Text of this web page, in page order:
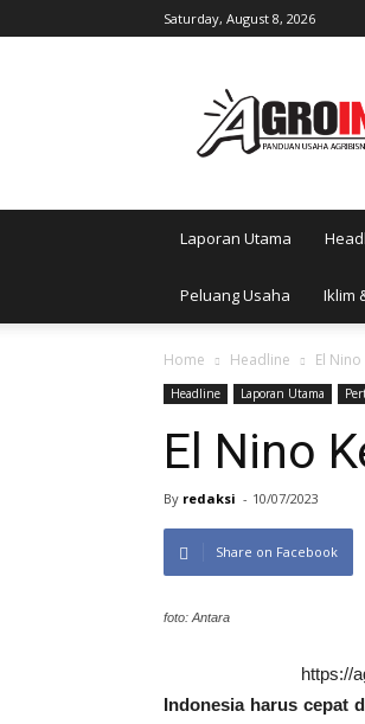
Saturday, August 8, 2026
Laporan Utama
Peluang Usaha Iklim
Home Headline El
Headline Laporan Utama
El Nino
By redaksi - 10/07/2023
Share on Facebook
foto: Antara
https://
Indonesia harus cepat